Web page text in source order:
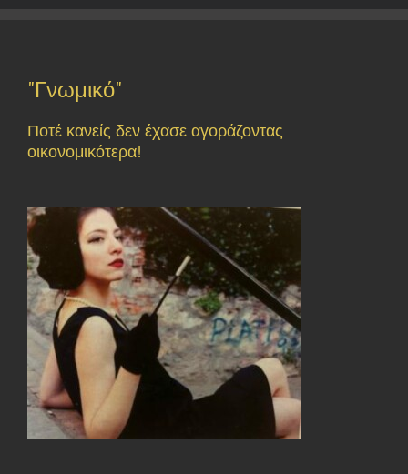
"Γνωμικό"
Ποτέ κανείς δεν έχασε αγοράζοντας
οικονομικότερα!